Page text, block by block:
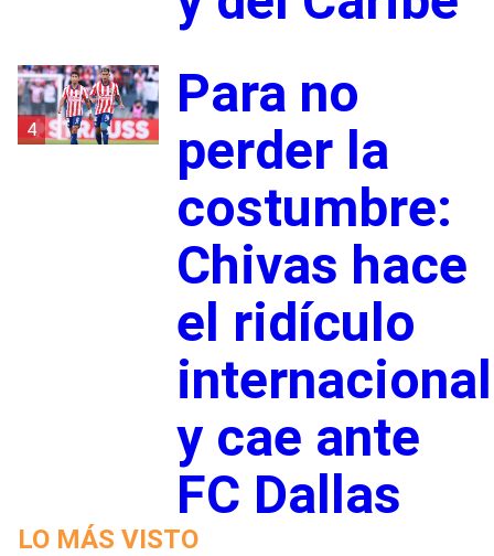
4
Para no
perder la
costumbre:
Chivas hace
el ridículo
internacional
y cae ante
FC Dallas
LO MÁS VISTO